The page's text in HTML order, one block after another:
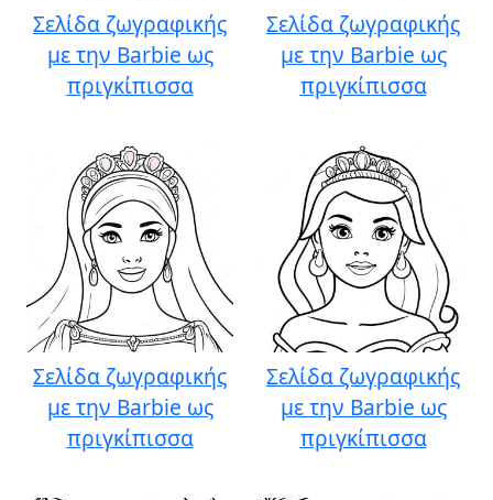
Σελίδα ζωγραφικής
με την Barbie ως
πριγκίπισσα
Σελίδα ζωγραφικής
με την Barbie ως
πριγκίπισσα
Σελίδα ζωγραφικής
με την Barbie ως
πριγκίπισσα
Σελίδα ζωγραφικής
με την Barbie ως
πριγκίπισσα